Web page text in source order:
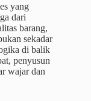
yang
dari
barang,
sekadar
di balik
penyusun
wajar dan